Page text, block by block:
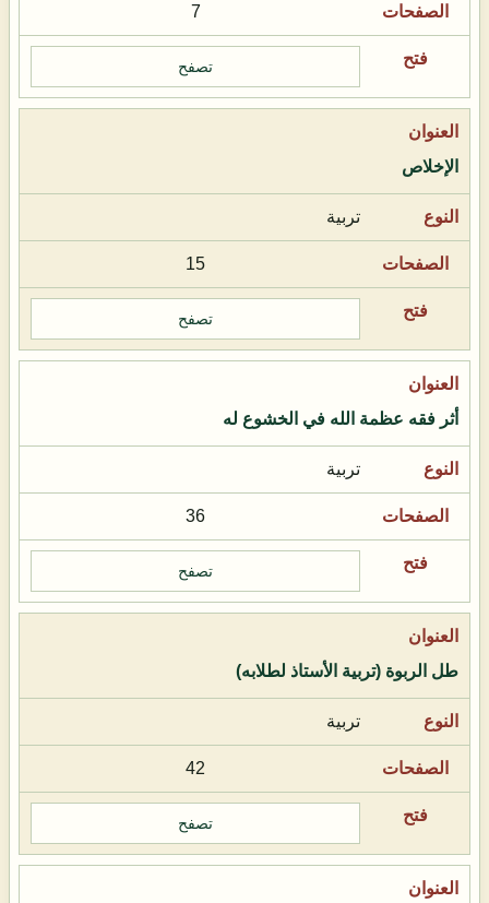
7
تصفح
الإخلاص
تربية
15
تصفح
أثر فقه عظمة الله في الخشوع له
تربية
36
تصفح
طل الربوة (تربية الأستاذ لطلابه)
تربية
42
تصفح